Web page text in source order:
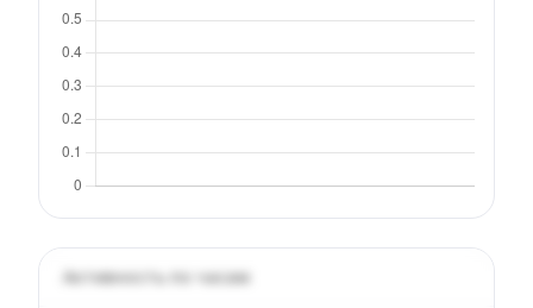
Активность по часам